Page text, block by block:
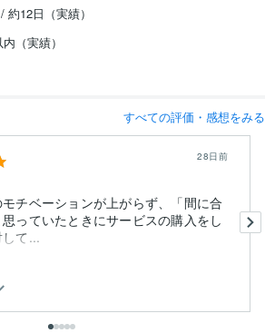
約12日（実績）
（実績）
すべての評価・感想をみる
28日前
チベーションが上がらず、「間に合
っていたときにサービスの購入をし
て...